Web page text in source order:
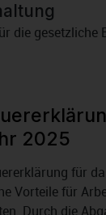
die gesetzliche
2025
für
Vorteile für
Durch die